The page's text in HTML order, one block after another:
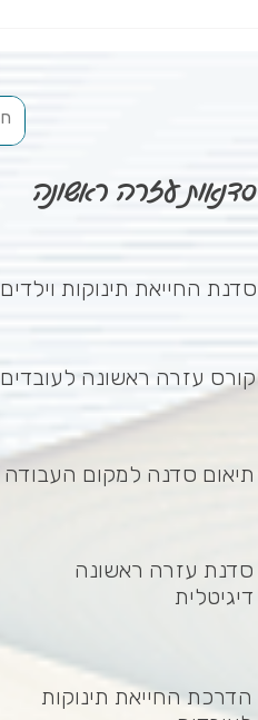
סדנאות עזרה ראשונה
סדנת החייאת תינוקות וילדים
קורס עזרה ראשונה לעובדים
תיאום סדנה למקום העבודה
סדנת עזרה ראשונה
דיגיטלית
הדרכת החייאת תינוקות